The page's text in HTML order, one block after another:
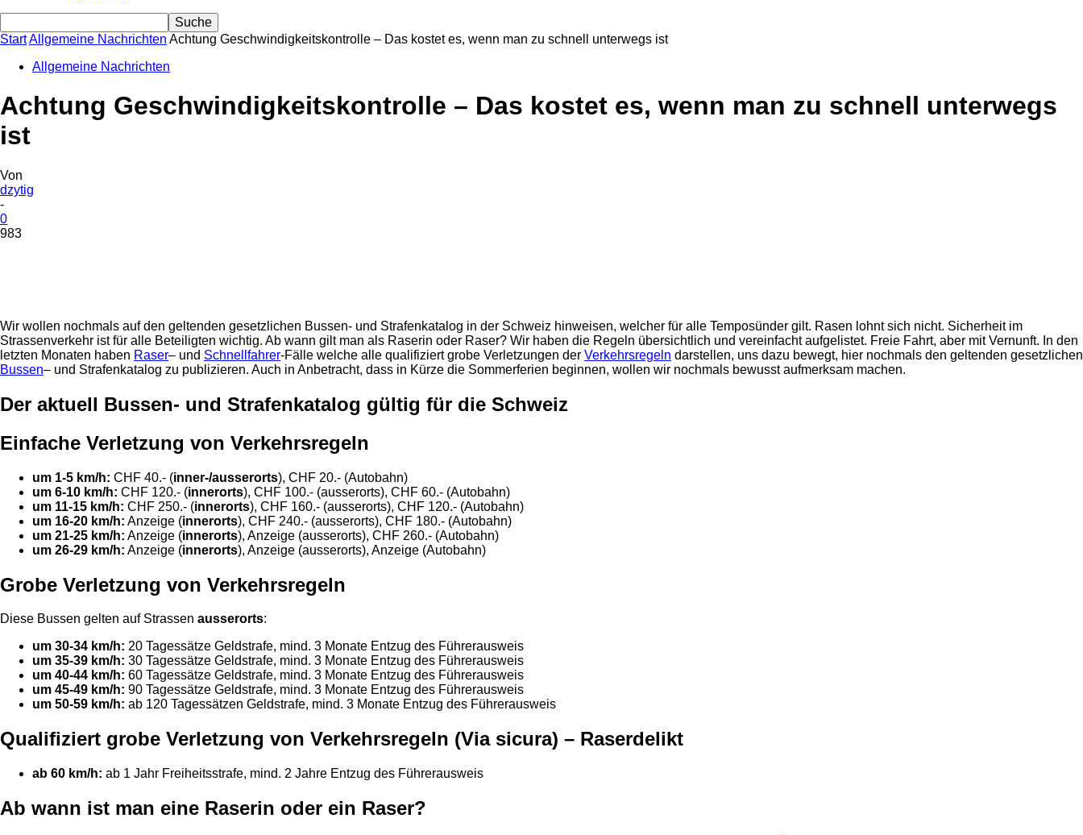
StartAllgemeine Nachrichten Achtung Geschwindigkeitskontrolle – Das kostet es, wenn man zu schnell unterwegs ist
Allgemeine Nachrichten
Achtung Geschwindigkeitskontrolle – Das kostet es, wenn man zu schnell unterwegs
ist
Von
dzytig
-
0
983
Wir wollen nochmals auf den geltenden gesetzlichen Bussen- und Strafenkatalog in der Schweiz hinweisen, welcher für alle Temposünder gilt. Rasen lohnt sich nicht. Sicherheit im
Strassenverkehr ist für alle Beteiligten wichtig. Ab wann gilt man als Raserin oder Raser? Wir haben die Regeln übersichtlich und vereinfacht aufgelistet. Freie Fahrt, aber mit Vernunft. In den
letzten Monaten haben Raser– und Schnellfahrer-Fälle welche alle qualifiziert grobe Verletzungen der Verkehrsregeln darstellen, uns dazu bewegt, hier nochmals den geltenden gesetzlichen
Bussen– und Strafenkatalog zu publizieren. Auch in Anbetracht, dass in Kürze die Sommerferien beginnen, wollen wir nochmals bewusst aufmerksam machen.
Der aktuell Bussen- und Strafenkatalog gültig für die Schweiz
Einfache Verletzung von Verkehrsregeln
um 1-5 km/h: CHF 40.- (inner-/ausserorts), CHF 20.- (Autobahn)
um 6-10 km/h: CHF 120.- (innerorts), CHF 100.- (ausserorts), CHF 60.- (Autobahn)
um 11-15 km/h: CHF 250.- (innerorts), CHF 160.- (ausserorts), CHF 120.- (Autobahn)
um 16-20 km/h: Anzeige (innerorts), CHF 240.- (ausserorts), CHF 180.- (Autobahn)
um 21-25 km/h: Anzeige (innerorts), Anzeige (ausserorts), CHF 260.- (Autobahn)
um 26-29 km/h: Anzeige (innerorts), Anzeige (ausserorts), Anzeige (Autobahn)
Grobe Verletzung von Verkehrsregeln
Diese Bussen gelten auf Strassen ausserorts:
um 30-34 km/h: 20 Tagessätze Geldstrafe, mind. 3 Monate Entzug des Führerausweis
um 35-39 km/h: 30 Tagessätze Geldstrafe, mind. 3 Monate Entzug des Führerausweis
um 40-44 km/h: 60 Tagessätze Geldstrafe, mind. 3 Monate Entzug des Führerausweis
um 45-49 km/h: 90 Tagessätze Geldstrafe, mind. 3 Monate Entzug des Führerausweis
um 50-59 km/h: ab 120 Tagessätzen Geldstrafe, mind. 3 Monate Entzug des Führerausweis
Qualifiziert grobe Verletzung von Verkehrsregeln (Via sicura) – Raserdelikt
ab 60 km/h: ab 1 Jahr Freiheitsstrafe, mind. 2 Jahre Entzug des Führerausweis
Ab wann ist man eine Raserin oder ein Raser?